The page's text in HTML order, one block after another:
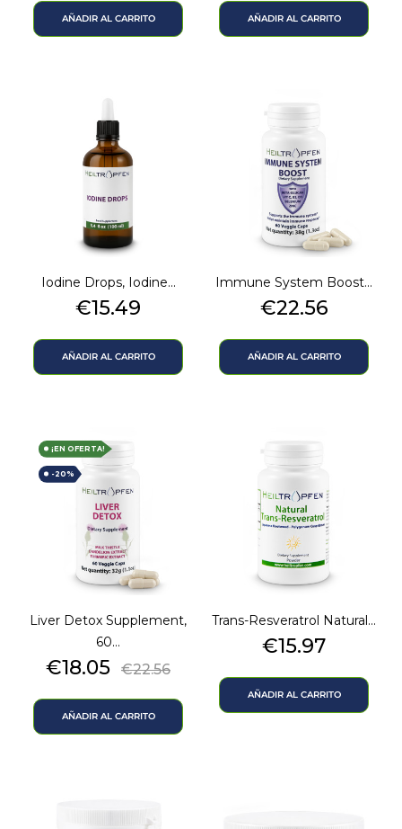
AÑADIR AL CARRITO AÑADIR AL CARRITO
Iodine Drops, Iodine...
Precio
€15.49
AÑADIR AL CARRITO
Immune System Boost...
Precio
€22.56
AÑADIR AL CARRITO
Liver Detox Supplement,
60...
Precio
€18.05 Precio
€22.56
AÑADIR AL CARRITO
¡EN OFERTA!
-20%
Trans-Resveratrol Natural...
Precio
€15.97
AÑADIR AL CARRITO